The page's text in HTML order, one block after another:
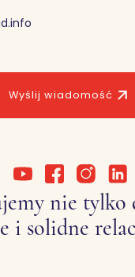
Wyślij wiadomość
nie tylko
i solidne